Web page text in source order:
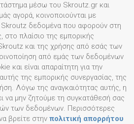
μέσω του Skroutz.gr και
αγορά, κοινοποιούνται με
δεδομένα που αφορούν στη
στο πλαίσιο της εμπορικής
και της χρήσης από εσάς των
από εμάς των δεδομένων
και είναι απαραίτητη για την
της εμπορικής συνεργασίας, της
Λόγω της αναγκαιότητας αυτής, η
να μην ζητούμε τη συγκατάθεσή σας
των δεδομένων. Περισσότερες
βρείτε στην πολιτική απορρήτου